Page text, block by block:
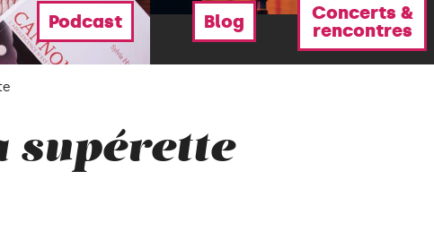
Podcast Blog
Concerts &
rencontres
supérette